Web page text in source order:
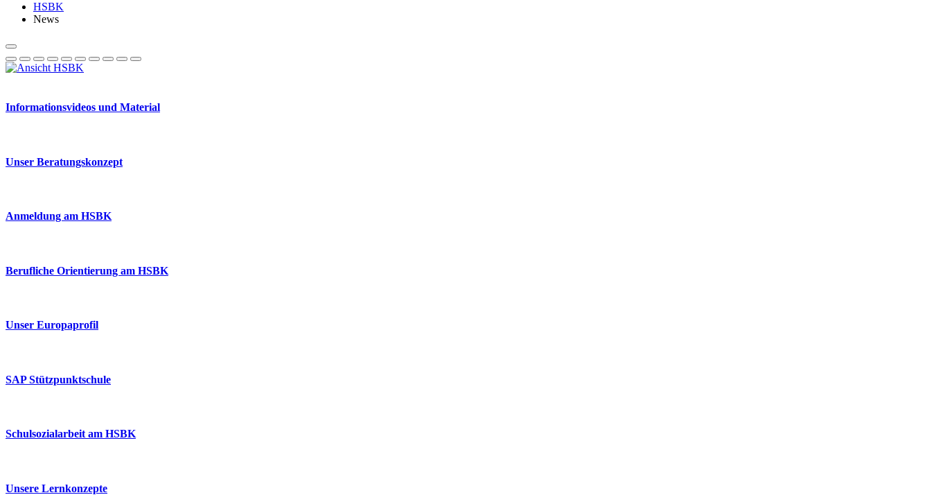
HSBK
News
Informationsvideos und Material
Unser Beratungskonzept
Anmeldung am HSBK
Berufliche Orientierung am HSBK
Unser Europaprofil
SAP Stützpunktschule
Schulsozialarbeit am HSBK
Unsere Lernkonzepte